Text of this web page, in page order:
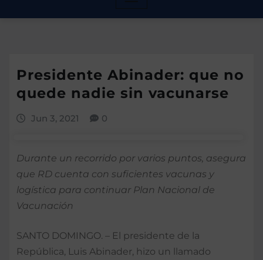
Presidente Abinader: que no
quede nadie sin vacunarse
Jun 3, 2021 0
Durante un recorrido por varios puntos, asegura
que RD cuenta con suficientes vacunas y
logística para continuar Plan Nacional de
Vacunación
SANTO DOMINGO. – El presidente de la
República, Luis Abinader, hizo un llamado